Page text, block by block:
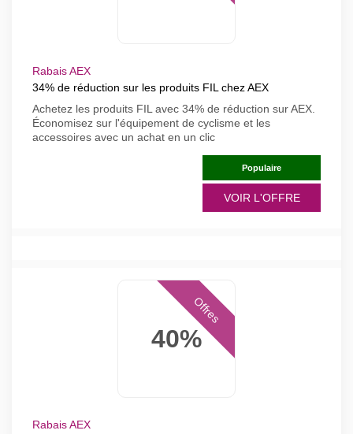
Rabais AEX
34% de réduction sur les produits FIL chez AEX
Achetez les produits FIL avec 34% de réduction sur AEX.
Économisez sur l'équipement de cyclisme et les
accessoires avec un achat en un clic
Populaire
VOIR L'OFFRE
40%
Offres
Rabais AEX